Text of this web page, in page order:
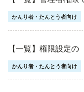
かんり者・たんとう者向け
【一覧】権限設定
かんり者・たんとう者向け